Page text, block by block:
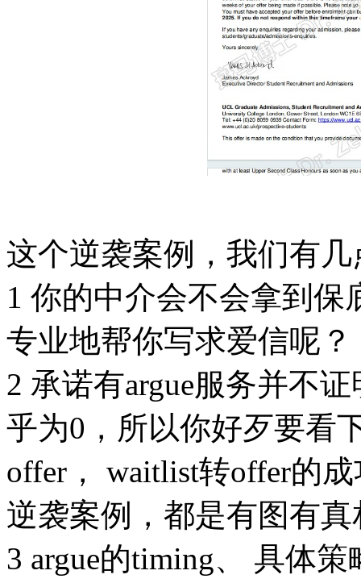
这个逆袭案例，我们有
1 你的中介会不会拿到保
专业地帮你写求爱信呢？
2 承诺有argue服务并不
乎为0，所以你好歹要看
offer， waitlist转offer的
逆袭案例，都是有图有
3 argue的timing、 具体